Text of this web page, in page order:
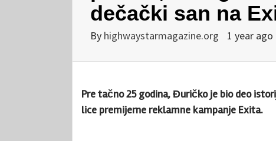
dečački san na
By highwaystarmagazine.org 1 year ago
Pre tačno 25 godina, Đuričko je bio deo
lice premijerne reklamne kampanje Exita.